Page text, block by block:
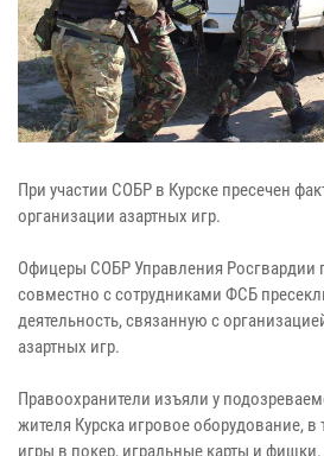
При участии СОБР в Курске пресечен
организации азартных игр.
Офицеры СОБР Управления Росгвардии
совместно с сотрудниками ФСБ
деятельность, связанную с
азартных игр.
Правоохранители изъяли у
жителя Курска игровое оборудование,
игры в покер, игральные карты и